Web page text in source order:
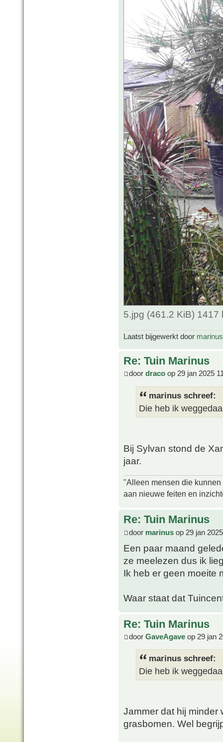
5.jpg (461.2 KiB) 1417
Laatst bijgewerkt door marinus
Re: Tuin Marinus
door draco op 29 jan 2025
marinus schreef:
Die heb ik
Bij Sylvan stond de
jaar.
"Alleen mensen die
aan nieuwe feiten en
Re: Tuin Marinus
door marinus op 29 jan
Een paar maand
ze meelezen dus ik
Ik heb er geen moeite
Waar staat dat
Re: Tuin Marinus
door GaveAgave op 29 jan
marinus schreef:
Die heb ik
Jammer dat hij minder
grasbomen. Wel